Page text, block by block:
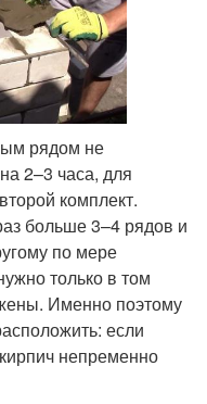
рядом не
2–3 часа, для
комплект.
больше 3–4 рядов и
по мере
только в том
Именно поэтому
если
непременно